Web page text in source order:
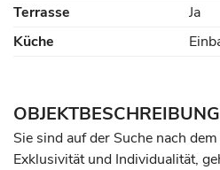
Terrasse
Ja
Küche
OBJEKTBESCHREIBUNG
Sie sind auf der Suche nach
Exklusivität und Individualität,